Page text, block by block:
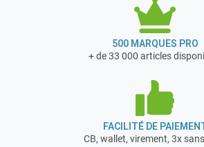
500 MARQUES PRO
+ de 33 000 articles
FACILITÉ DE
CB, wallet, virement, 3x